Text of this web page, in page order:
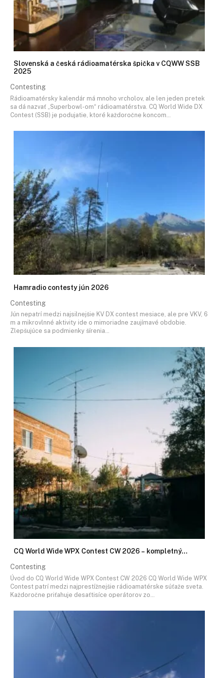
Slovenská a česká rádioamatérska špička v CQWW SSB
2025
Contesting
Rádioamatérsky kalendár má mnoho vrcholov, ale len jeden pretek
sa dá nazvať „Superbowl-om“ rádioamatérstva. CQ World Wide DX
Contest (SSB) je podujatie, ktoré každoročne koncom…
Hamradio contesty jún 2026
Contesting
Jún nepatrí medzi najsilnejšie KV DX contest mesiace, ale pre VKV, 6
m a mikrovlnné aktivity ide o mimoriadne zaujímavé obdobie.
Zlepšujúce sa podmienky šírenia…
CQ World Wide WPX Contest CW 2026 – kompletný…
Contesting
Úvod do CQ World Wide WPX Contest CW 2026 CQ World Wide WPX
Contest patrí medzi najprestížnejšie rádioamatérske súťaže sveta.
Každoročne priťahuje desaťtisíce operátorov zo…